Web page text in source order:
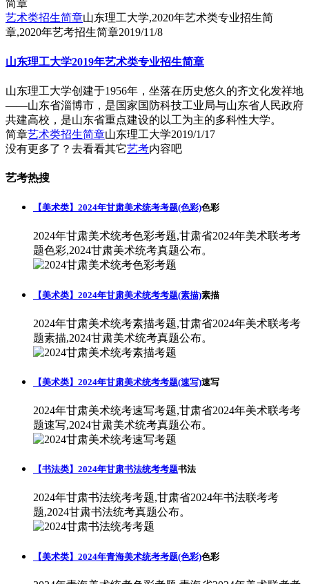
艺术类招生简章山东理工大学,2020年艺术类专业招生简
章,2020年艺考招生简章2019/11/8
山东理工大学2019年艺术类专业招生简章
山东理工大学创建于1956年，坐落在历史悠久的齐文化发祥地
——山东省淄博市，是国家国防科技工业局与山东省人民政府
共建高校，是山东省重点建设的以工为主的多科性大学。
简章艺术类招生简章山东理工大学2019/1/17
没有更多了？去看看其它艺考内容吧
艺考热搜
【美术类】2024年甘肃美术统考考题(色彩)色彩
2024年甘肃美术统考色彩考题,甘肃省2024年美术联考考
题色彩,2024甘肃美术统考真题公布。
【美术类】2024年甘肃美术统考考题(素描)素描
2024年甘肃美术统考素描考题,甘肃省2024年美术联考考
题素描,2024甘肃美术统考真题公布。
【美术类】2024年甘肃美术统考考题(速写)速写
2024年甘肃美术统考速写考题,甘肃省2024年美术联考考
题速写,2024甘肃美术统考真题公布。
【书法类】2024年甘肃书法统考考题书法
2024年甘肃书法统考考题,甘肃省2024年书法联考考
题,2024甘肃书法统考真题公布。
【美术类】2024年青海美术统考考题(色彩)色彩